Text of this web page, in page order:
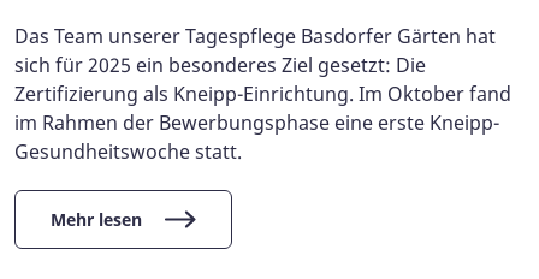
Das Team unserer Tagespflege Basdorfer Gärten hat
sich für 2025 ein besonderes Ziel gesetzt: Die
Zertifizierung als Kneipp-Einrichtung. Im Oktober fand
im Rahmen der Bewerbungsphase eine erste Kneipp-
Gesundheitswoche statt.
Mehr lesen